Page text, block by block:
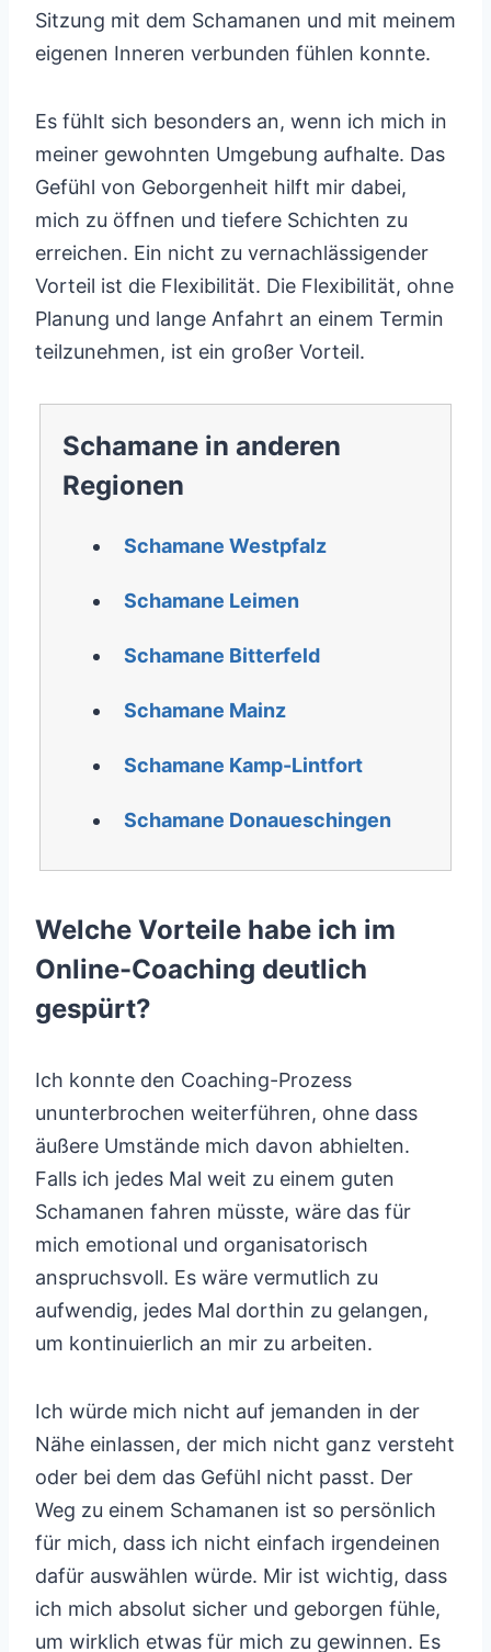
Sitzung mit dem Schamanen und mit meinem
eigenen Inneren verbunden fühlen konnte.
Es fühlt sich besonders an, wenn ich mich in
meiner gewohnten Umgebung aufhalte. Das
Gefühl von Geborgenheit hilft mir dabei,
mich zu öffnen und tiefere Schichten zu
erreichen. Ein nicht zu vernachlässigender
Vorteil ist die Flexibilität. Die Flexibilität, ohne
Planung und lange Anfahrt an einem Termin
teilzunehmen, ist ein großer Vorteil.
Schamane in anderen
Regionen
Schamane Westpfalz
Schamane Leimen
Schamane Bitterfeld
Schamane Mainz
Schamane Kamp-Lintfort
Schamane Donaueschingen
Welche Vorteile habe ich im
Online-Coaching deutlich
gespürt?
Ich konnte den Coaching-Prozess
ununterbrochen weiterführen, ohne dass
äußere Umstände mich davon abhielten.
Falls ich jedes Mal weit zu einem guten
Schamanen fahren müsste, wäre das für
mich emotional und organisatorisch
anspruchsvoll. Es wäre vermutlich zu
aufwendig, jedes Mal dorthin zu gelangen,
um kontinuierlich an mir zu arbeiten.
Ich würde mich nicht auf jemanden in der
Nähe einlassen, der mich nicht ganz versteht
oder bei dem das Gefühl nicht passt. Der
Weg zu einem Schamanen ist so persönlich
für mich, dass ich nicht einfach irgendeinen
dafür auswählen würde. Mir ist wichtig, dass
ich mich absolut sicher und geborgen fühle,
um wirklich etwas für mich zu gewinnen. Es